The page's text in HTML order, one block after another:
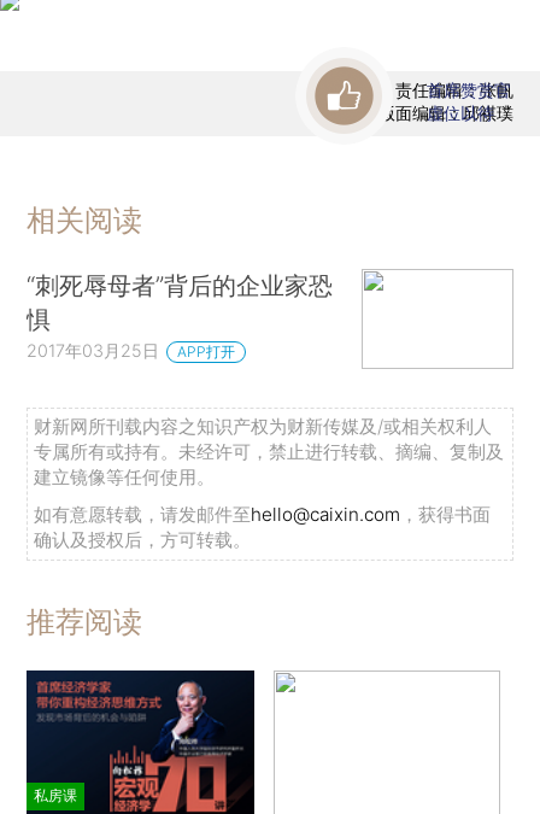
责任编辑：张帆
版面编辑：邱祺璞
首席赞赏官
虚位以待
相关阅读
“刺死辱母者”背后的企业家恐
惧
2017年03月25日 APP打开
财新网所刊载内容之知识产权为财新传媒及/或相关权利人
专属所有或持有。未经许可，禁止进行转载、摘编、复制及
建立镜像等任何使用。
如有意愿转载，请发邮件至hello@caixin.com ，获得书面
确认及授权后，方可转载。
推荐阅读
私房课